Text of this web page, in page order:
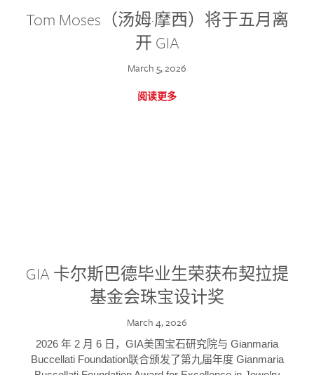
Tom Moses（汤姆·摩西）将于五月离
开 GIA
March 5, 2026
阅读更多
GIA 卡尔斯巴德毕业生荣获布契拉提
基金会珠宝设计奖
March 4, 2026
2026 年 2 月 6 日，GIA美国宝石研究院与 Gianmaria
Buccellati Foundation联合颁发了第九届年度 Gianmaria